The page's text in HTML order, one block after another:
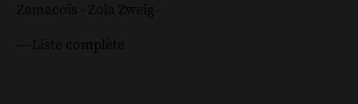
Zamacoïs - Zola Zweig -
--- Liste complète